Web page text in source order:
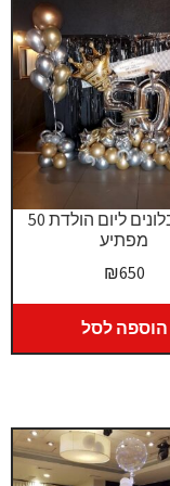
סידור בלונים ליום הולדת 50
מפתיע
₪650
הוספה לסל